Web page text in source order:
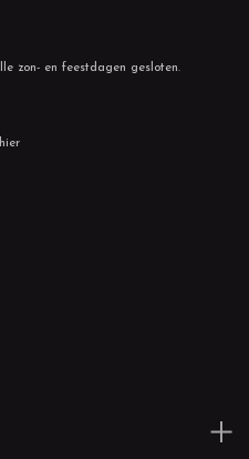
zon- en feestdagen gesloten.